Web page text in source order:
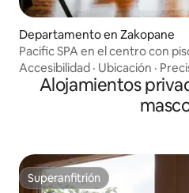
Departamento en Zakopane
Pacific SPA en el centro con
Accesibilidad · Ubicación ·
Alojamientos
Superanfitrión
Superanfitrión